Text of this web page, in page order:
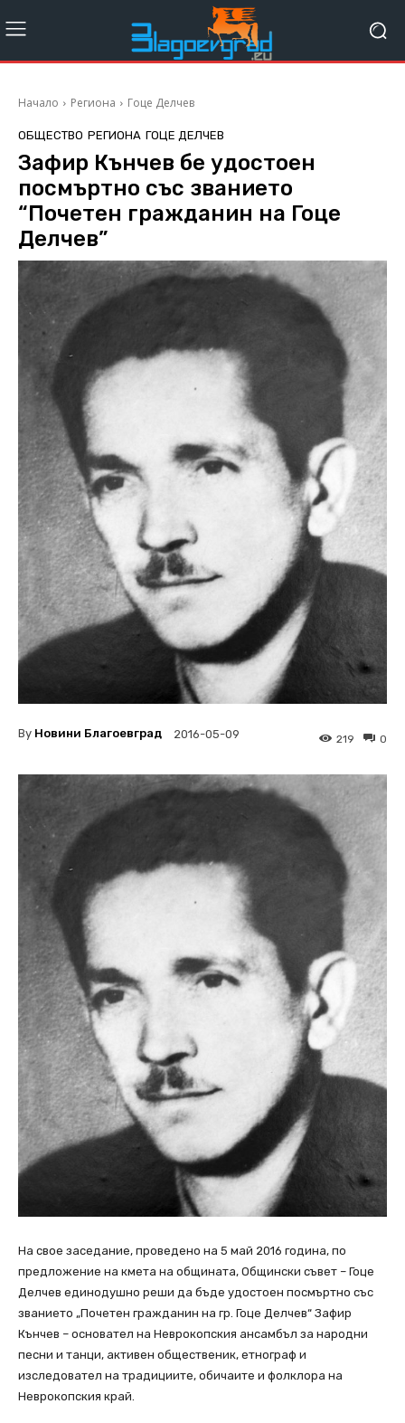
Начало Региона Гоце Делчев
ОБЩЕСТВО РЕГИОНА ГОЦЕ ДЕЛЧЕВ
Зафир Кънчев бе удостоен
посмъртно със званието
“Почетен гражданин на Гоце
Делчев”
By Новини Благоевград 2016-05-09 0
219
На свое заседание, проведено на 5 май 2016 година, по
предложение на кмета на общината, Общински съвет – Гоце
Делчев единодушно реши да бъде удостоен посмъртно със
званието „Почетен гражданин на гр. Гоце Делчев“ Зафир
Кънчев – основател на Неврокопския ансамбъл за народни
песни и танци, активен общественик, етнограф и
изследовател на традициите, обичаите и фолклора на
Неврокопския край.